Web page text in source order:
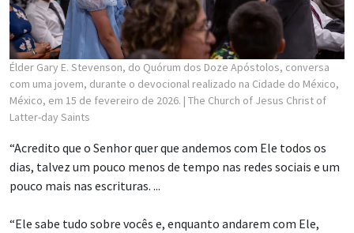
Élder Gary E. Stevenson, do Quórum dos Doze Apóstolos, conversa
com uma jovem, durante o devocional realizado na Cidade do México,
México, em 15 de fevereiro de 2026. | The Church of Jesus Christ of
Latter-day Saints
“Acredito que o Senhor quer que andemos com Ele todos os
dias, talvez um pouco menos de tempo nas redes sociais e um
pouco mais nas escrituras. ...
“Ele sabe tudo sobre vocês e, enquanto andarem com Ele,